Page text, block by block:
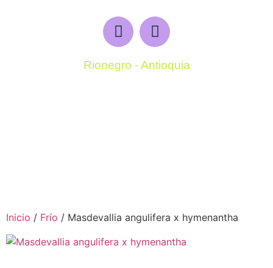
Rionegro - Antioquia
Inicio / Frío / Masdevallia angulifera x hymenantha